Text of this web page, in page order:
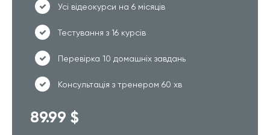
Усі відеокурси на 6 місяців
Тестування з 16 курсів
Перевірка 10 домашніх завдань
Консультація з тренером 60 хв
89.99 $